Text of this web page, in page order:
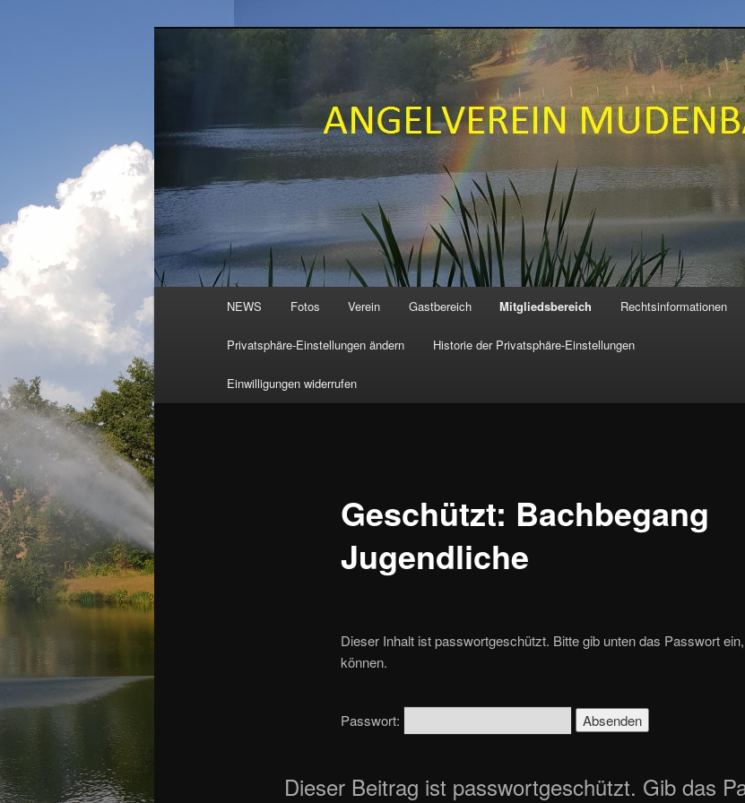
ANGELVEREIN MUDENBACH e.V.
NEWS Fotos Verein Gastbereich Mitgliedsbereich Rechtsinformationen
Privatsphäre-Einstellungen ändern Historie der Privatsphäre-Einstellungen
Einwilligungen widerrufen
Geschützt: Bachbegang
Jugendliche
Dieser Inhalt ist passwortgeschützt. Bitte gib unten das Passwort
können.
Passwort:
Dieser Beitrag ist passwortgeschützt. Gib das